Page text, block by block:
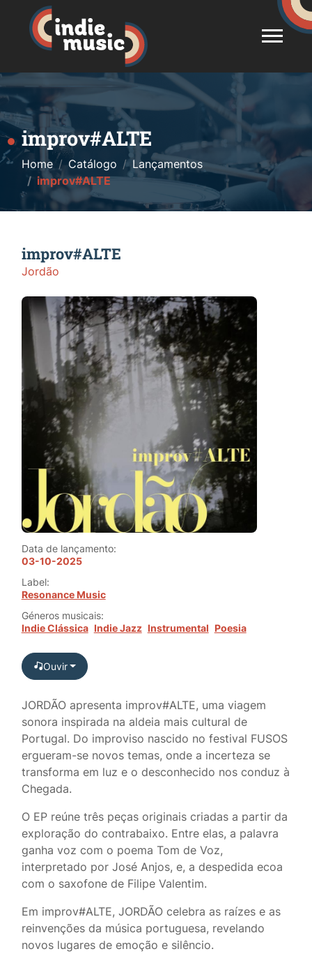
improv#ALTE
Home Catálogo
Lançamentos
improv#ALTE
improv#ALTE
Jordão
Data de lançamento:
03-10-2025
Label:
Resonance Music
Géneros musicais:
Indie Clássica Indie Jazz Instrumental Poesia
Ouvir
JORDÃO apresenta improv#ALTE, uma viagem
sonora inspirada na aldeia mais cultural de
Portugal. Do improviso nascido no festival FUSOS
ergueram-se novos temas, onde a incerteza se
transforma em luz e o desconhecido nos conduz à
Chegada.
O EP reúne três peças originais criadas a partir da
exploração do contrabaixo. Entre elas, a palavra
ganha voz com o poema Tom de Voz,
interpretado por José Anjos, e, a despedida ecoa
com o saxofone de Filipe Valentim.
Em improv#ALTE, JORDÃO celebra as raízes e as
reinvenções da música portuguesa, revelando
novos lugares de emoção e silêncio.